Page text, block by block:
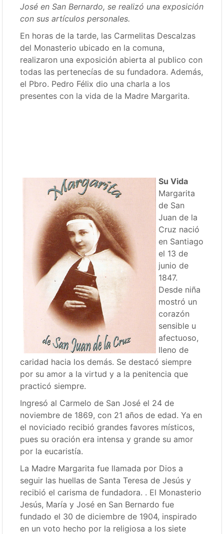
José en San Bernardo, se realizó una exposición
con sus artículos personales.
En horas de la tarde, las Carmelitas Descalzas
del Monasterio ubicado en la comuna,
realizaron una exposición abierta al publico con
todas las pertenecías de su fundadora. Además,
el Pbro. Pedro Félix dio una charla a los
presentes con la vida de la Madre Margarita.
Su Vida
Margarita
de San
Juan de la
Cruz nació
en Santiago
el 13 de
junio de
1847.
Desde niña
mostró un
corazón
sensible u
afectuoso,
lleno de
caridad hacia los demás. Se destacó siempre
por su amor a la virtud y a la penitencia que
practicó siempre.
Ingresó al Carmelo de San José el 24 de
noviembre de 1869, con 21 años de edad. Ya en
el noviciado recibió grandes favores místicos,
pues su oración era intensa y grande su amor
por la eucaristía.
La Madre Margarita fue llamada por Dios a
seguir las huellas de Santa Teresa de Jesús y
recibió el carisma de fundadora. . El Monasterio
Jesús, María y José en San Bernardo fue
fundado el 30 de diciembre de 1904, inspirado
en un voto hecho por la religiosa a los siete